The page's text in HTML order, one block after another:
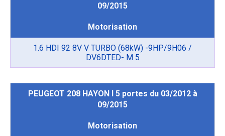
09/2015
Motorisation
1.6 HDI 92 8V V TURBO (68kW) -9HP/9H06 /
DV6DTED- M 5
PEUGEOT 208 HAYON I 5 portes du 03/2012 à
09/2015
Motorisation